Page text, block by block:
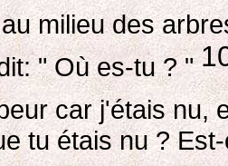
milieu des
" Où es-tu ? "
car j'étais nu,
tu étais nu ?